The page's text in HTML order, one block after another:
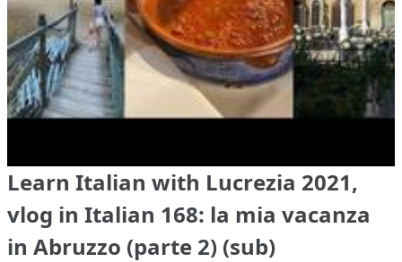
Learn Italian with Lucrezia 2021,
vlog in Italian 168: la mia vacanza
in Abruzzo (parte 2) (sub)